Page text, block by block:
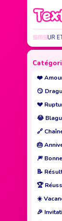
SI UN JOUR JE MEUR
❤️
😏
💔
😂
🔗
🎂
🎆
📝
🏆
☀️
🎉